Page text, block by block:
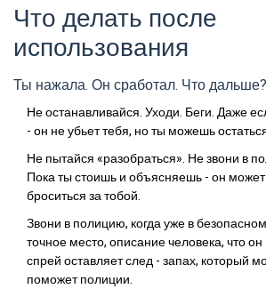
Что делать после
использования
Ты нажала. Он сработал. Что дальше?
Не останавливайся. Уходи. Беги. Даже
- он не убьет тебя, но ты можешь
Не пытайся «разобраться». Не звони в
Пока ты стоишь и объясняешь - он
броситься за тобой.
Звони в полицию, когда уже в
точное место, описание человека, что
спрей оставляет след - запах, который
поможет полиции.